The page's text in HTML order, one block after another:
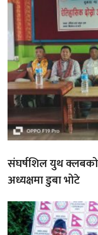
संघर्षशिल युथ क्लबको
अध्यक्षमा डुबा भोटे